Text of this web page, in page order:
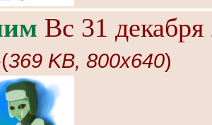
Вс 31
369 KB, 800x640)